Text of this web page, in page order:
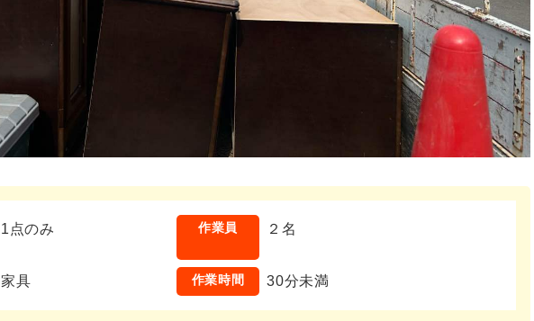
1点のみ 作業員 ２名
家具 作業時間 30分未満